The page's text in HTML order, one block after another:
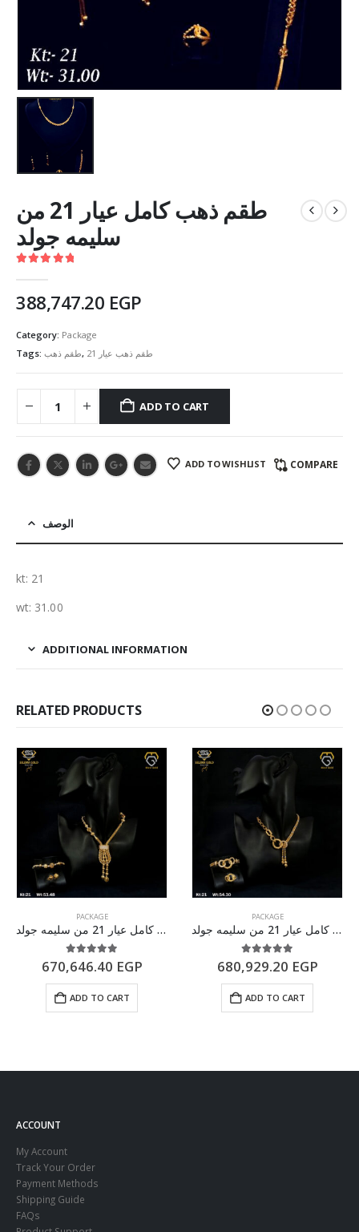
طقم ذهب كامل عيار 21 من
سليمه جولد
388,747.20 EGP
Category: Package
Tags: طقم ذهب, طقم ذهب عيار 21
ADD TO CART
ADD TO WISHLIST COMPARE
الوصف
kt: 21
wt: 31.00
ADDITIONAL INFORMATION
RELATED PRODUCTS
PACKAGE
طقم ذهب كامل عيار 21 من سليمه جولد
5.00out of 5
670,646.40 EGP
ADD TO CART
PACKAGE
طقم ذهب كامل عيار 21 من سليمه جولد
5.00out of 5
680,929.20 EGP
ADD TO CART
ACCOUNT
My Account
Track Your Order
Payment Methods
Shipping Guide
FAQs